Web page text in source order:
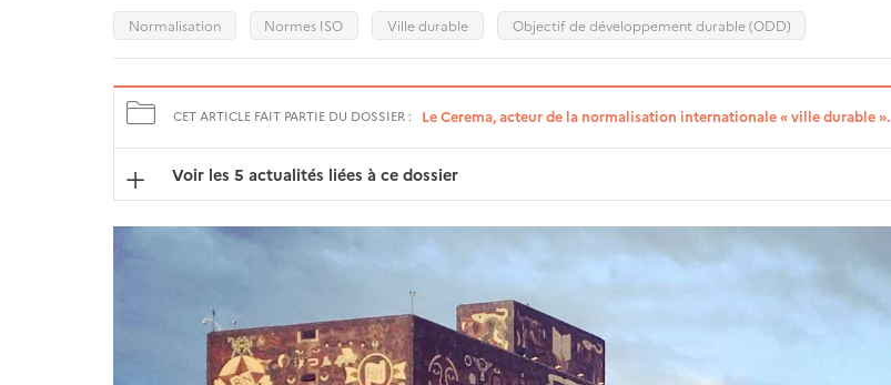
Normalisation Normes ISO Ville durable Objectif de développement durable (ODD)
CET ARTICLE FAIT PARTIE DU DOSSIER : Le Cerema, acteur de la normalisation internationale « ville durable ».
Voir les 5 actualités liées à ce dossier